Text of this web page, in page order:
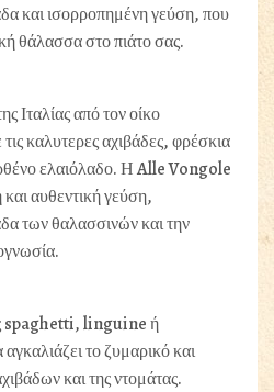
και ισορροπημένη γεύση, που
θάλασσα στο πιάτο σας.
Ιταλίας από τον οίκο
καλυτερες αχιβάδες, φρέσκια
ελαιόλαδο. Η Alle Vongole
αυθεντική γεύση,
των θαλασσινών και την
spaghetti, linguine ή
το ζυμαρικό και
και της ντομάτας.